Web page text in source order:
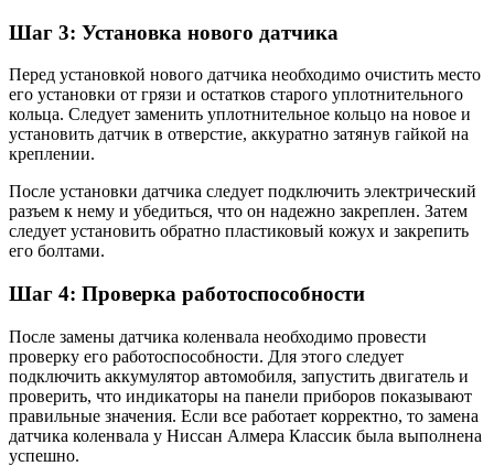
Шаг 3: Установка нового датчика
Перед установкой нового датчика необходимо очистить место
его установки от грязи и остатков старого уплотнительного
кольца. Следует заменить уплотнительное кольцо на новое и
установить датчик в отверстие, аккуратно затянув гайкой на
креплении.
После установки датчика следует подключить электрический
разъем к нему и убедиться, что он надежно закреплен. Затем
следует установить обратно пластиковый кожух и закрепить
его болтами.
Шаг 4: Проверка работоспособности
После замены датчика коленвала необходимо провести
проверку его работоспособности. Для этого следует
подключить аккумулятор автомобиля, запустить двигатель и
проверить, что индикаторы на панели приборов показывают
правильные значения. Если все работает корректно, то замена
датчика коленвала у Ниссан Алмера Классик была выполнена
успешно.